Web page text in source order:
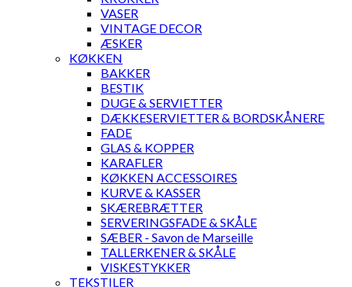
VASER
VINTAGE DECOR
ÆSKER
KØKKEN
BAKKER
BESTIK
DUGE & SERVIETTER
DÆKKESERVIETTER & BORDSKÅNERE
FADE
GLAS & KOPPER
KARAFLER
KØKKEN ACCESSOIRES
KURVE & KASSER
SKÆREBRÆTTER
SERVERINGSFADE & SKÅLE
SÆBER - Savon de Marseille
TALLERKENER & SKÅLE
VISKESTYKKER
TEKSTILER